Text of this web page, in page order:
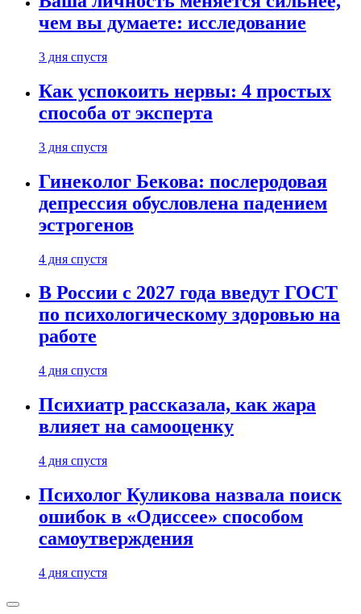
чем вы думаете: исследование
3 дня спустя
Как успокоить нервы: 4 простых
способа от эксперта
3 дня спустя
Гинеколог Бекова: послеродовая
депрессия обусловлена падением
эстрогенов
4 дня спустя
В России с 2027 года введут ГОСТ
по психологическому здоровью на
работе
4 дня спустя
Психиатр рассказала, как жара
влияет на самооценку
4 дня спустя
Психолог Куликова назвала поиск
ошибок в «Одиссее» способом
самоутверждения
4 дня спустя